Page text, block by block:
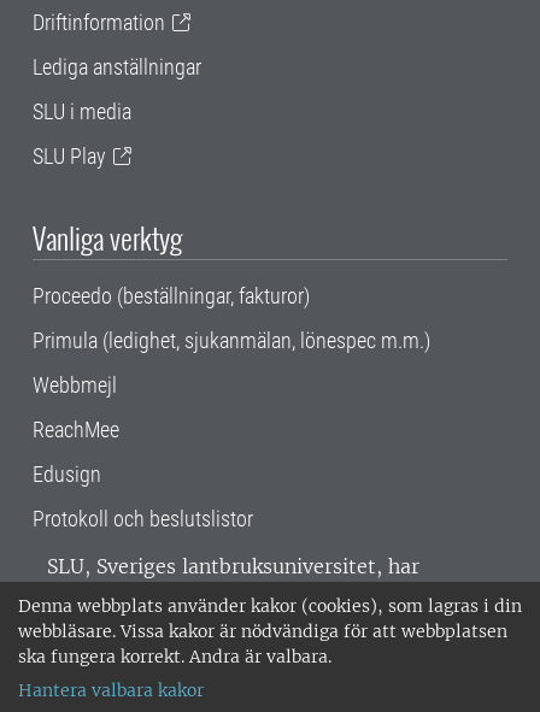
Denna webbplats använder kakor (cookies), som lagras i din
webbläsare. Vissa kakor är nödvändiga för att webbplatsen
ska fungera korrekt. Andra är valbara.
Hantera valbara kakor
Driftinformation
Lediga anställningar
SLU i media
SLU Play
Vanliga verktyg
Proceedo (beställningar, fakturor)
Primula (ledighet, sjukanmälan, lönespec m.m.)
Webbmejl
ReachMee
Edusign
Protokoll och beslutslistor
SLU, Sveriges lantbruksuniversitet, har
verksamhet över hela Sverige. Huvudorter är
Alnarp, Uppsala och Umeå.SLU är
miljöcertifierat enligt ISO 14001. •
018-67 10 00 • Org nr: 202100-2817 •